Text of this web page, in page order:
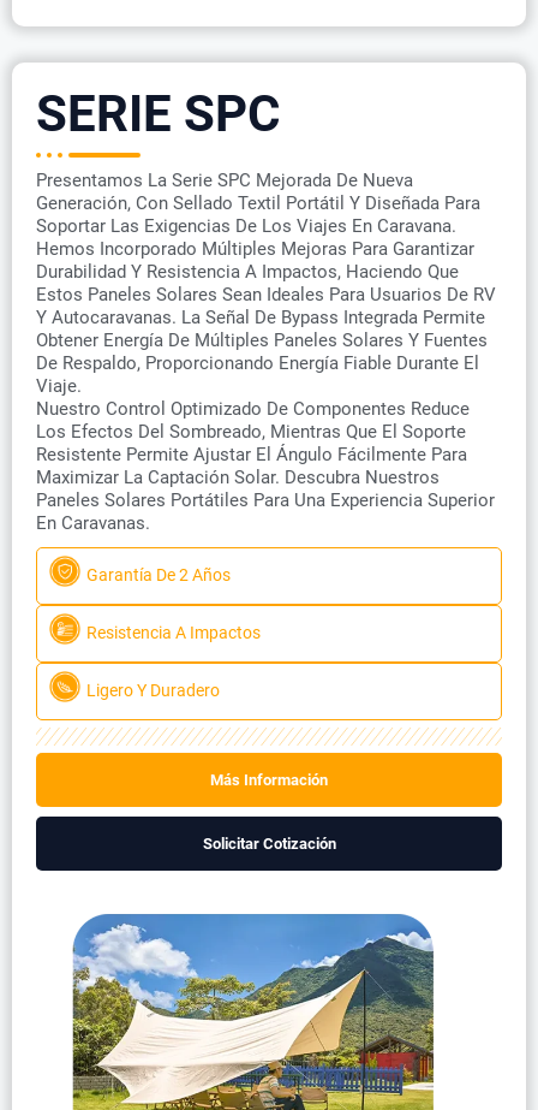
SERIE SPC
Presentamos La Serie SPC Mejorada De Nueva
Generación, Con Sellado Textil Portátil Y Diseñada Para
Soportar Las Exigencias De Los Viajes En Caravana.
Hemos Incorporado Múltiples Mejoras Para Garantizar
Durabilidad Y Resistencia A Impactos, Haciendo Que
Estos Paneles Solares Sean Ideales Para Usuarios De RV
Y Autocaravanas. La Señal De Bypass Integrada Permite
Obtener Energía De Múltiples Paneles Solares Y Fuentes
De Respaldo, Proporcionando Energía Fiable Durante El
Viaje.
Nuestro Control Optimizado De Componentes Reduce
Los Efectos Del Sombreado, Mientras Que El Soporte
Resistente Permite Ajustar El Ángulo Fácilmente Para
Maximizar La Captación Solar. Descubra Nuestros
Paneles Solares Portátiles Para Una Experiencia Superior
En Caravanas.
Garantía De 2 Años
Resistencia A Impactos
Ligero Y Duradero
Más Información
Solicitar Cotización